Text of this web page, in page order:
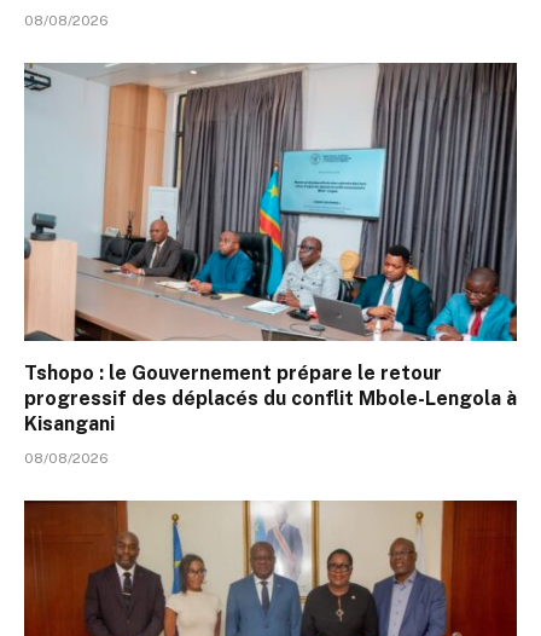
08/08/2026
Tshopo : le Gouvernement prépare le retour
progressif des déplacés du conflit Mbole-Lengola à
Kisangani
08/08/2026